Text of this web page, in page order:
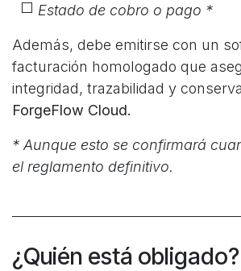
Estado de cobro o pago *
Además, debe emitirse con un
facturación homologado que
integridad, trazabilidad y
ForgeFlow Cloud.
* Aunque esto se confirmará
el reglamento definitivo.
¿Quién está obligado?